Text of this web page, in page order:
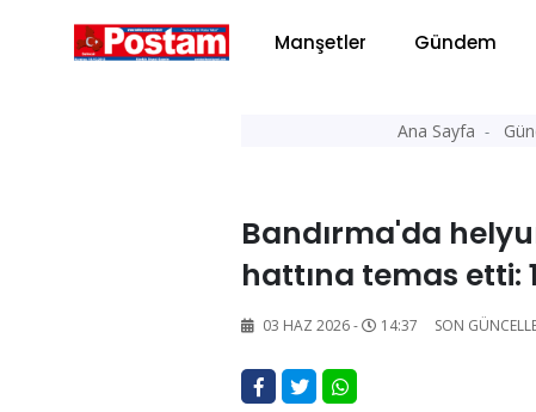
Manşetler Gündem
Ana Sayfa
Bandırma'da
hattına temas etti:
03 HAZ 2026 - 14:37 SON